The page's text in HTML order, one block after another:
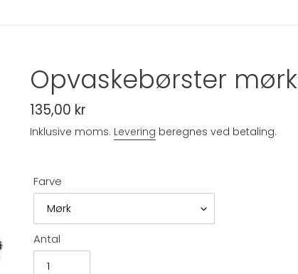
Opvaskebørster mørk
Normalpris
135,00 kr
Inklusive moms. Levering beregnes ved betaling.
Farve
Antal